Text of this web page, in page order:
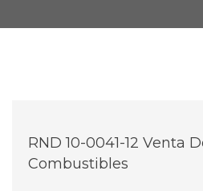
RND 10-0041-12 Venta
Combustibles